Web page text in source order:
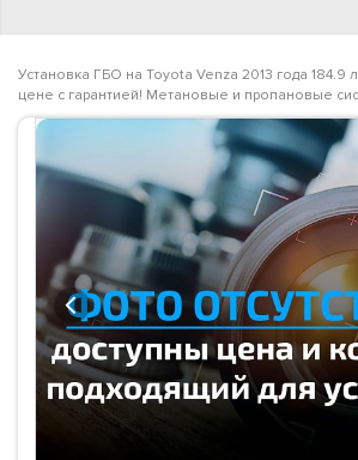
Установка ГБО на Toyota Venza 2013 года 184.9
цене с гарантией! Метановые и пропановые
Previous